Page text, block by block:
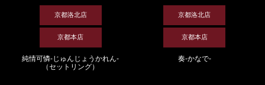
京都洛北店
京都本店
純情可憐-じゅんじょうかれん-
（セットリング）
京都洛北店
京都本店
奏-かなで-